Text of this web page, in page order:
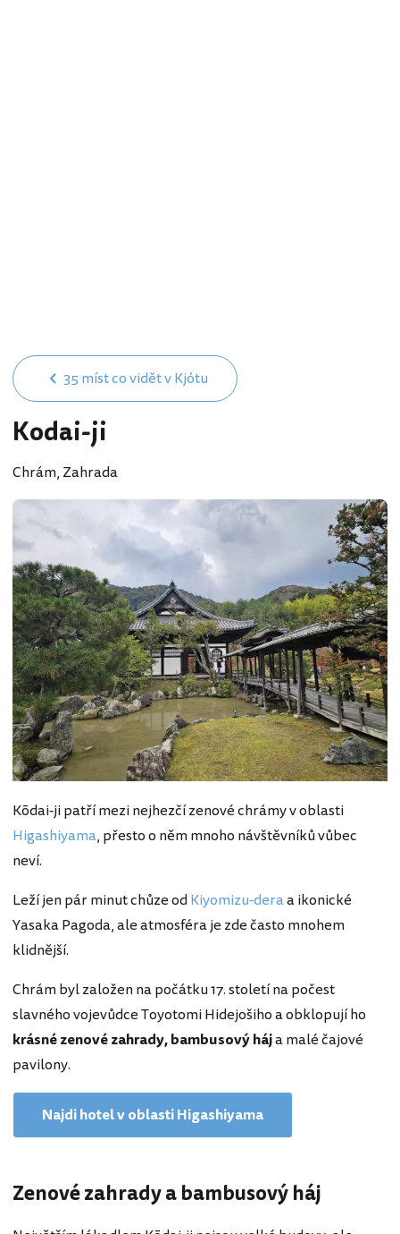
35 míst co vidět v Kjótu
Kodai-ji
Chrám, Zahrada
Kōdai‑ji patří mezi nejhezčí zenové chrámy v oblasti
Higashiyama, přesto o něm mnoho návštěvníků vůbec
neví.
Leží jen pár minut chůze odKiyomizu-deraa ikonické
Yasaka Pagoda, ale atmosféra je zde často mnohem
klidnější.
Chrám byl založen na počátku 17. století na počest
slavného vojevůdce Toyotomi Hidejošiho a obklopují ho
krásné zenové zahrady, bambusový hája malé čajové
pavilony.
Najdi hotel v oblasti Higashiyama
Zenové zahrady a bambusový háj